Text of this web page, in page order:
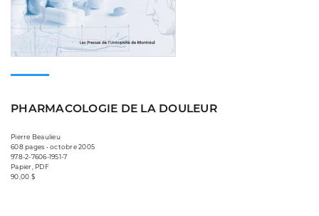
PHARMACOLOGIE DE LA DOULEUR
Pierre Beaulieu
608 pages • octobre 2005
978-2-7606-1951-7
Papier, PDF
90,00 $